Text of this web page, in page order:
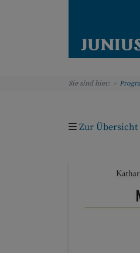
Sie sind hier:
Zur Übersicht